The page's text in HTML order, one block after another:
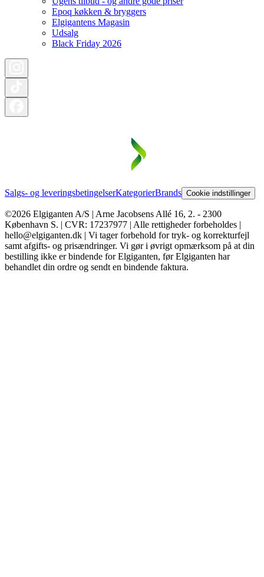
Epoq køkken & bryggers
Elgigantens Magasin
Udsalg
Black Friday 2026
Salgs- og leveringsbetingelserKategorierBrands Cookie indstillinger
©2026 Elgiganten A/S | Arne Jacobsens Allé 16, 2. - 2300
København S. | CVR: 17237977 | Alle rettigheder forbeholdes |
hello@elgiganten.dk | Vi tager forbehold for tryk- og korrekturfejl
samt afgifts- og prisændringer. Vi gør i øvrigt opmærksom på at din
bestilling ikke er bindende for Elgiganten, før Elgiganten har
behandlet din ordre og sendt en bindende faktura.